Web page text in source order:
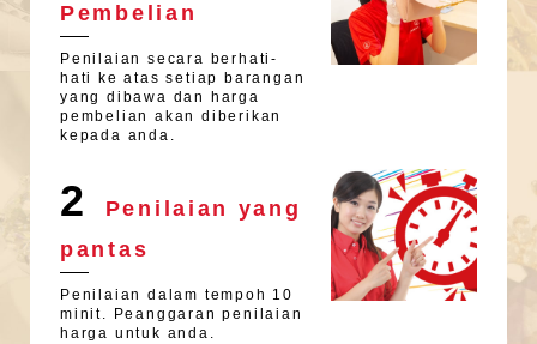
Pembelian
Penilaian secara berhati-
hati ke atas setiap barangan
yang dibawa dan harga
pembelian akan diberikan
kepada anda.
2
Penilaian yang
pantas
Penilaian dalam tempoh 10
minit. Peanggaran penilaian
harga untuk anda.